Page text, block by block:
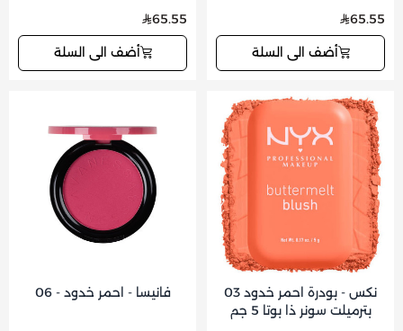
65.55
أضف الى السلة
65.55
أضف الى السلة
نكس - بودرة احمر خدود 03
بترميلت سونر ذا بوتا 5 جم
فانيسا - احمر خدود - 06